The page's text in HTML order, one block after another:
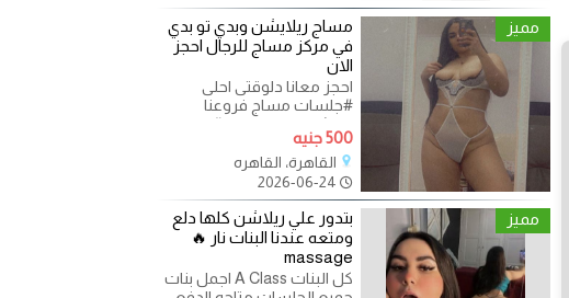
مميز
مساج ريلايشن وبدي تو بدي
في مركز مساج للرجال احجز
الان
احجز معانا دلوقتى احلى
#جلسات مساج فروعنا
منتشرة بجميع انحاء #القاهرة
و #الجيزة متاح #جلسات
#ريليشن
500 جنيه
القاهرة، القاهره
2026-06-24
مميز
بتدور علي ريلاشن كلها دلع
ومتعه عندنا البنات نار 🔥
massage
كل البنات A Class اجمل بنات